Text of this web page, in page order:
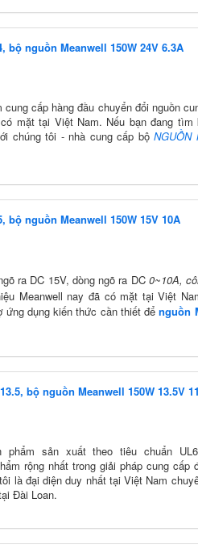
bộ nguồn Meanwell 150W 24V 6.3A
cung cấp hàng đầu chuyển đổi nguồn
mặt tại Việt Nam. Nếu bạn đang
chúng tôi - nhà cung cấp bộNGUỒN
bộ nguồn Meanwell 150W 15V 10A
ra DC 15V, dòng ngõ ra DC 0~10A,
Meanwell nay đã có mặt tại Việt
ứng dụng kiến ​​thức cần thiết đểnguồn
bộ nguồn Meanwell 150W 13.5V
phẩm sản xuất theo tiêu chuẩn
rộng nhất trong giải pháp cung cấp
là đại diện duy nhất tại Việt Nam
Đài Loan.